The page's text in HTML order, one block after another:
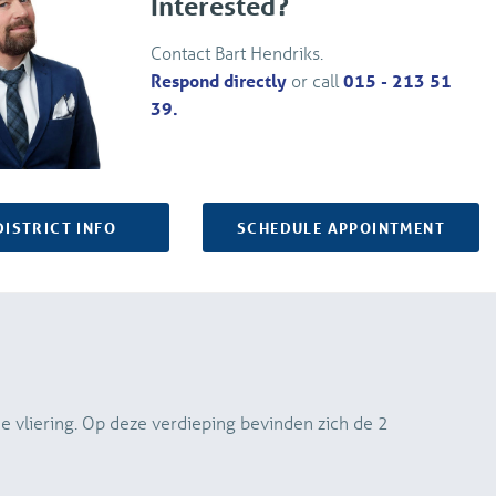
Contact Bart Hendriks.
Respond directly or call015 - 213 51
39.
INFO SCHEDULE APPOINTMENT
vliering. Op deze verdieping bevinden zich de 2